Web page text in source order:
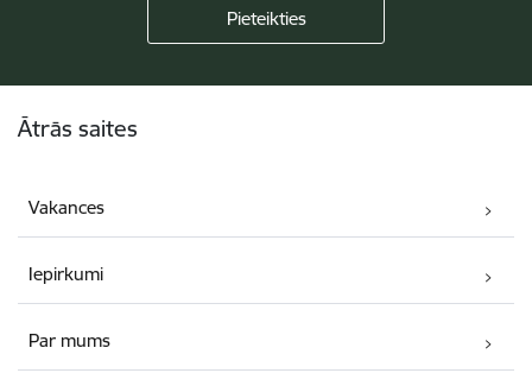
Ātrās saites
Vakances
Iepirkumi
Par mums